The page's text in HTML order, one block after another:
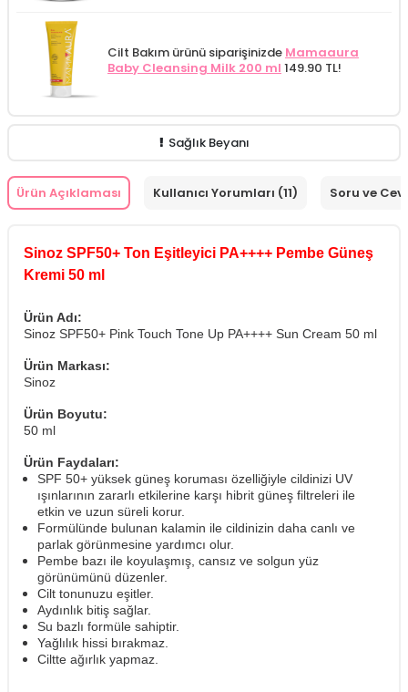
Cilt Bakım ürünü siparişinizde Mamaaura
Baby Cleansing Milk 200 ml 149.90 TL!
Sağlık Beyanı
Ürün Açıklaması Kullanıcı Yorumları (11) Soru ve
Sinoz SPF50+ Ton Eşitleyici PA++++ Pembe Güneş
Kremi 50 ml
Ürün Adı:
Sinoz SPF50+ Pink Touch Tone Up PA++++ Sun Cream 50 ml
Ürün Markası:
Sinoz
Ürün Boyutu:
50 ml
Ürün Faydaları:
SPF 50+ yüksek güneş koruması özelliğiyle cildinizi UV
ışınlarının zararlı etkilerine karşı hibrit güneş filtreleri ile
etkin ve uzun süreli korur.
Formülünde bulunan kalamin ile cildinizin daha canlı ve
parlak görünmesine yardımcı olur.
Pembe bazı ile koyulaşmış, cansız ve solgun yüz
görünümünü düzenler.
Cilt tonunuzu eşitler.
Aydınlık bitiş sağlar.
Su bazlı formüle sahiptir.
Yağlılık hissi bırakmaz.
Ciltte ağırlık yapmaz.